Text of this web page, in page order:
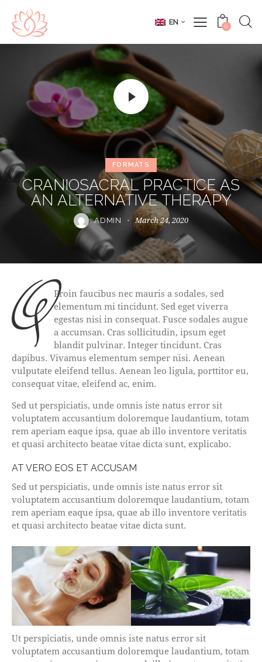
EN 0
FORMATS
CRANIOSACRAL PRACTICE AS
AN ALTERNATIVE THERAPY
ADMIN March 24, 2020
q
Proin faucibus nec mauris a sodales, sed
elementum mi tincidunt. Sed eget viverra
egestas nisi in consequat. Fusce sodales augue
a accumsan. Cras sollicitudin, ipsum eget
blandit pulvinar. Integer tincidunt. Cras
dapibus. Vivamus elementum semper nisi. Aenean
vulputate eleifend tellus. Aenean leo ligula, porttitor eu,
consequat vitae, eleifend ac, enim.
Sed ut perspiciatis, unde omnis iste natus error sit
voluptatem accusantium doloremque laudantium, totam
rem aperiam eaque ipsa, quae ab illo inventore veritatis
et quasi architecto beatae vitae dicta sunt, explicabo.
AT VERO EOS ET ACCUSAM
Sed ut perspiciatis, unde omnis iste natus error sit
voluptatem accusantium doloremque laudantium, totam
rem aperiam eaque ipsa, quae ab illo inventore veritatis
et quasi architecto beatae vitae dicta sunt.
Ut perspiciatis, unde omnis iste natus error sit
voluptatem accusantium doloremque laudantium, totam